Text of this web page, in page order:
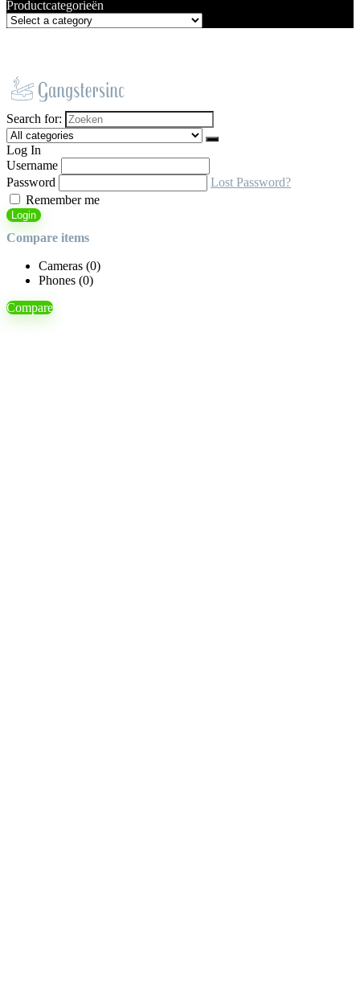
Productcategorieën
Search for:
Log In
Username
Password
Lost Password?
Remember me
Login
Compare items
Cameras (0)
Phones (0)
Compare